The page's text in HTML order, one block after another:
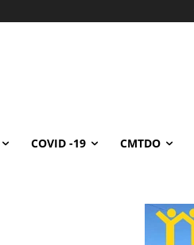
COVID -19 CMTDO